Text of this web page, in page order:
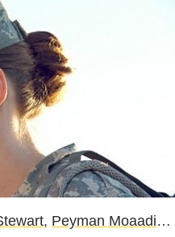
, Peyman Moaadi…